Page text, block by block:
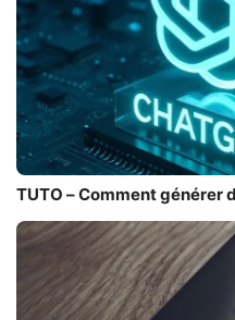
TUTO – Comment générer